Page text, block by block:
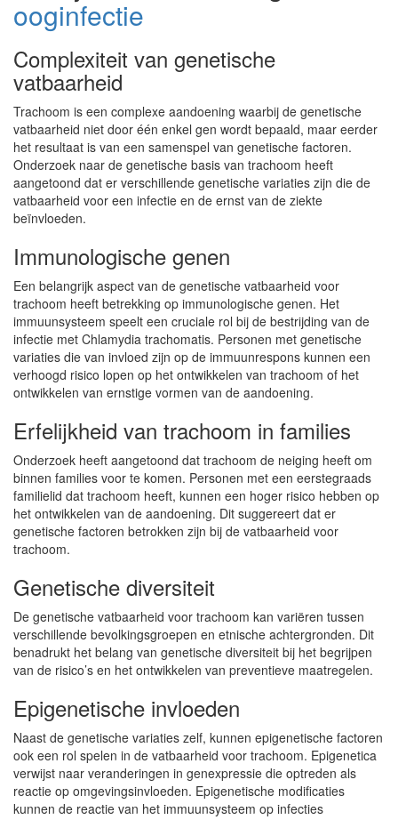
ooginfectie
Complexiteit van genetische
vatbaarheid
Trachoom is een complexe aandoening waarbij de genetische
vatbaarheid niet door één enkel gen wordt bepaald, maar eerder
het resultaat is van een samenspel van genetische factoren.
Onderzoek naar de genetische basis van trachoom heeft
aangetoond dat er verschillende genetische variaties zijn die de
vatbaarheid voor een infectie en de ernst van de ziekte
beïnvloeden.
Immunologische genen
Een belangrijk aspect van de genetische vatbaarheid voor
trachoom heeft betrekking op immunologische genen. Het
immuunsysteem speelt een cruciale rol bij de bestrijding van de
infectie met Chlamydia trachomatis. Personen met genetische
variaties die van invloed zijn op de immuunrespons kunnen een
verhoogd risico lopen op het ontwikkelen van trachoom of het
ontwikkelen van ernstige vormen van de aandoening.
Erfelijkheid van trachoom in families
Onderzoek heeft aangetoond dat trachoom de neiging heeft om
binnen families voor te komen. Personen met een eerstegraads
familielid dat trachoom heeft, kunnen een hoger risico hebben op
het ontwikkelen van de aandoening. Dit suggereert dat er
genetische factoren betrokken zijn bij de vatbaarheid voor
trachoom.
Genetische diversiteit
De genetische vatbaarheid voor trachoom kan variëren tussen
verschillende bevolkingsgroepen en etnische achtergronden. Dit
benadrukt het belang van genetische diversiteit bij het begrijpen
van de risico’s en het ontwikkelen van preventieve maatregelen.
Epigenetische invloeden
Naast de genetische variaties zelf, kunnen epigenetische factoren
ook een rol spelen in de vatbaarheid voor trachoom. Epigenetica
verwijst naar veranderingen in genexpressie die optreden als
reactie op omgevingsinvloeden. Epigenetische modificaties
kunnen de reactie van het immuunsysteem op infecties